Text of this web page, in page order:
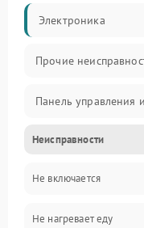
Электроника
Прочие
Панель управления
Дверца и корпус
Механика и
Механические
Неисправности
Не включается
Не нагревает еду